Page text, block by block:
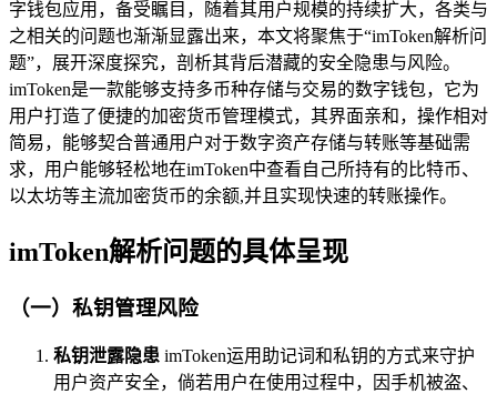
字钱包应用，备受瞩目，随着其用户规模的持续扩大，各类与
之相关的问题也渐渐显露出来，本文将聚焦于“imToken解析问
题”，展开深度探究，剖析其背后潜藏的安全隐患与风险。
imToken是一款能够支持多币种存储与交易的数字钱包，它为
用户打造了便捷的加密货币管理模式，其界面亲和，操作相对
简易，能够契合普通用户对于数字资产存储与转账等基础需
求，用户能够轻松地在imToken中查看自己所持有的比特币、
以太坊等主流加密货币的余额,并且实现快速的转账操作。
imToken解析问题的具体呈现
（一）私钥管理风险
私钥泄露隐患 imToken运用助记词和私钥的方式来守护
用户资产安全，倘若用户在使用过程中，因手机被盗、